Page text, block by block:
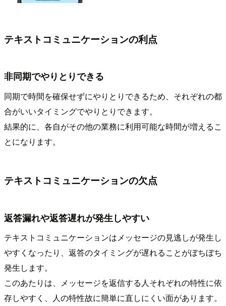
テキストコミュニケーションの利点
非同期でやりとりできる
同期で時間を確保せずにやりとりできるため、それぞれの都
合がいいタイミングでやりとりできます。
結果的に、各自がその他の業務に利用可能な時間が増えるこ
とになります。
テキストコミュニケーションの欠点
返答漏れや返答遅れが発生しやすい
テキストコミュニケーションはメッセージの見逃しが発生し
やすくなったり、返答のタイミングが遅れることがぼちぼち
発生します。
このあたりは、メッセージを返信する人それぞれの特性に依
存しやすく、人の特性故に簡単に直しにくい面があります。